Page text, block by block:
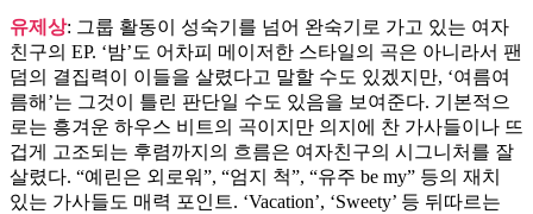
유제상: 그룹 활동이 성숙기를 넘어 완숙기로 가고 있는 여자
친구의 EP. ‘밤’도 어차피 메이저한 스타일의 곡은 아니라서 팬
덤의 결집력이 이들을 살렸다고 말할 수도 있겠지만, ‘여름여
름해’는 그것이 틀린 판단일 수도 있음을 보여준다. 기본적으
로는 흥겨운 하우스 비트의 곡이지만 의지에 찬 가사들이나 뜨
겁게 고조되는 후렴까지의 흐름은 여자친구의 시그니처를 잘
살렸다. “예린은 외로워”, “엄지 척”, “유주 be my” 등의 재치
있는 가사들도 매력 포인트. ‘Vacation’, ‘Sweety’ 등 뒤따르는